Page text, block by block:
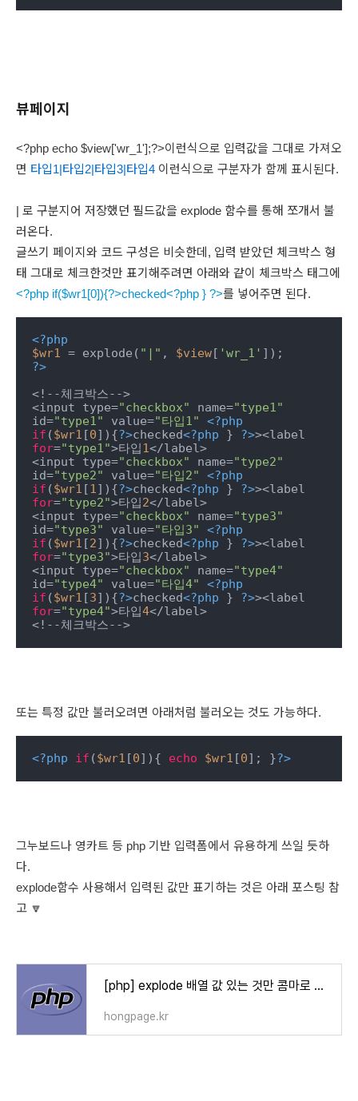
뷰페이지
<?php echo $view['wr_1'];?>이런식으로 입력값을 그대로 가져오
면 타입1|타입2|타입3|타입4 이런식으로 구분자가 함께 표시된다.
| 로 구분지어 저장했던 필드값을 explode 함수를 통해 쪼개서 불
러온다.
글쓰기 페이지와 코드 구성은 비슷한데, 입력 받았던 체크박스 형
태 그대로 체크한것만 표기해주려면 아래와 같이 체크박스 태그에
<?php if($wr1[0]){?>checked<?php } ?>를 넣어주면 된다.
<?php
$wr1 = explode( "|" , $view[ 'wr_1'
?>
<!--체크박스-->
<input type="checkbox" name="type1"
id="type1" value="타입1"
<?php
if ($wr1 [0]){?>checked<?php } ?>
for="type1">타입1</label>
<input type="checkbox" name="type2"
id="type2" value="타입2"
<?php
if ($wr1 [1]){?>checked<?php } ?>
for="type2">타입2</label>
<input type="checkbox" name="type3"
id="type3" value="타입3"
<?php
if ($wr1 [2]){?>checked<?php } ?>
for="type3">타입3</label>
<input type="checkbox" name="type4"
id="type4" value="타입4"
<?php
if ($wr1 [3]){?>checked<?php } ?>
for="type4">타입4</label>
<!--체크박스-->
또는 특정 값만 불러오려면 아래처럼 불러오는 것도 가능하다.
<?php if ($wr1 [0]){ echo $wr1 [0]; }?>
그누보드나 영카트 등 php 기반 입력폼에서 유용하게 쓰일 듯하
다.
explode함수 사용해서 입력된 값만 표기하는 것은 아래 포스팅 참
고 🔽
[php] explode 배열 값 있는 것만 콤마로 구분해서 보여주기
hongpage.kr